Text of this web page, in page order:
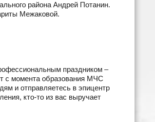
района Андрей Потанин.
Межаковой.
праздником –
с момента образования МЧС
и отправляетесь в эпицентр
кто-то из вас выручает